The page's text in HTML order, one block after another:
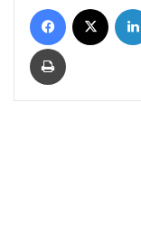
Facebook
Print